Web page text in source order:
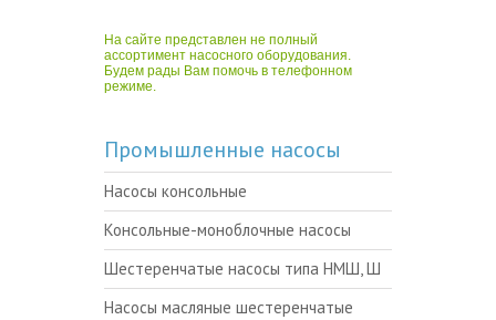
На сайте представлен не полный
ассортимент насосного оборудования.
Будем рады Вам помочь в телефонном
режиме.
Промышленные насосы
Насосы консольные
Консольные-моноблочные насосы
Шестеренчатые насосы типа НМШ, Ш
Насосы масляные шестеренчатые